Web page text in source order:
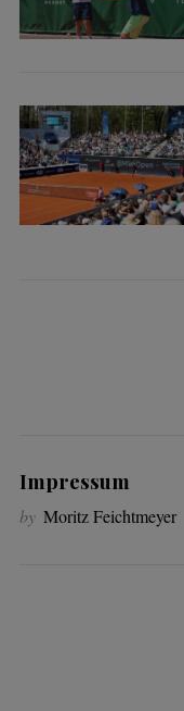
Impressum
by Moritz Feichtmeyer